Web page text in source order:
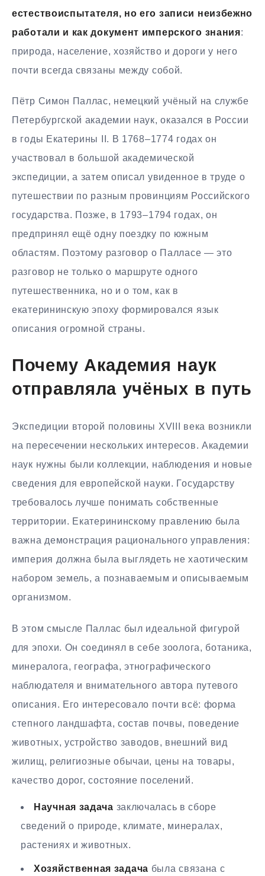
естествоиспытателя, но его записи неизбежно
работали и как документ имперского знания:
природа, население, хозяйство и дороги у него
почти всегда связаны между собой.
Пётр Симон Паллас, немецкий учёный на службе
Петербургской академии наук, оказался в России
в годы Екатерины II. В 1768–1774 годах он
участвовал в большой академической
экспедиции, а затем описал увиденное в труде о
путешествии по разным провинциям Российского
государства. Позже, в 1793–1794 годах, он
предпринял ещё одну поездку по южным
областям. Поэтому разговор о Палласe — это
разговор не только о маршруте одного
путешественника, но и о том, как в
екатерининскую эпоху формировался язык
описания огромной страны.
Почему Академия наук
отправляла учёных в путь
Экспедиции второй половины XVIII века возникли
на пересечении нескольких интересов. Академии
наук нужны были коллекции, наблюдения и новые
сведения для европейской науки. Государству
требовалось лучше понимать собственные
территории. Екатерининскому правлению была
важна демонстрация рационального управления:
империя должна была выглядеть не хаотическим
набором земель, а познаваемым и описываемым
организмом.
В этом смысле Паллас был идеальной фигурой
для эпохи. Он соединял в себе зоолога, ботаника,
минералога, географа, этнографического
наблюдателя и внимательного автора путевого
описания. Его интересовало почти всё: форма
степного ландшафта, состав почвы, поведение
животных, устройство заводов, внешний вид
жилищ, религиозные обычаи, цены на товары,
качество дорог, состояние поселений.
Научная задача заключалась в сборе
сведений о природе, климате, минералах,
растениях и животных.
Хозяйственная задача была связана с